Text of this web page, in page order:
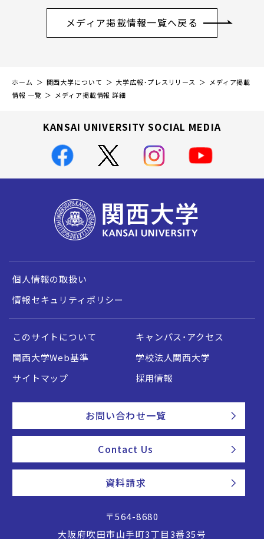
メディア掲載情報一覧へ戻る
ホーム 関西大学について 大学広報・プレスリリース
メディア掲載
情報 一覧
メディア掲載情報 詳細
KANSAI UNIVERSITY SOCIAL MEDIA
個人情報の取扱い
情報セキュリティポリシー
このサイトについて
キャンパス・アクセス
関西大学Web基準
学校法人関西大学
サイトマップ
採用情報
お問い合わせ一覧
Contact Us
資料請求
〒564-8680
大阪府吹田市山手町3丁目3番35号